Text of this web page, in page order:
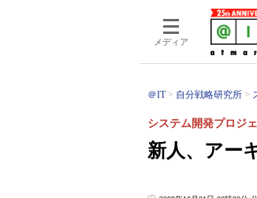
メディア
＠IT 自分戦略研究所
新人、アー
システム開発プロジ